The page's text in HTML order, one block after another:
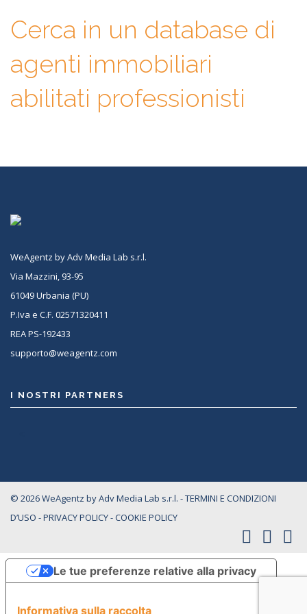
Cerca in un database di
agenti immobiliari
abilitati professionisti
WeAgentz by Adv Media Lab s.r.l.
Via Mazzini, 93-95
61049 Urbania (PU)
P.Iva e C.F. 02571320411
REA PS-192433
supporto@weagentz.com
I NOSTRI PARTNERS
© 2026 WeAgentz by Adv Media Lab s.r.l. -TERMINI E CONDIZIONI
D’USO -PRIVACY POLICY-COOKIE POLICY
Informativa sulla raccolta
Le tue preferenze relative alla privacy